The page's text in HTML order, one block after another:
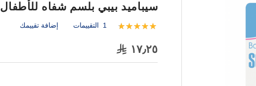
سيباميد بيبي بلسم شفاه للأطفال 4.8 جم
تقييم:
1 التقييمات إضافة تقييمك
١٧٫٢٥